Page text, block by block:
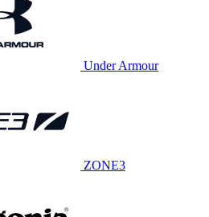
Under Armour
ZONE3